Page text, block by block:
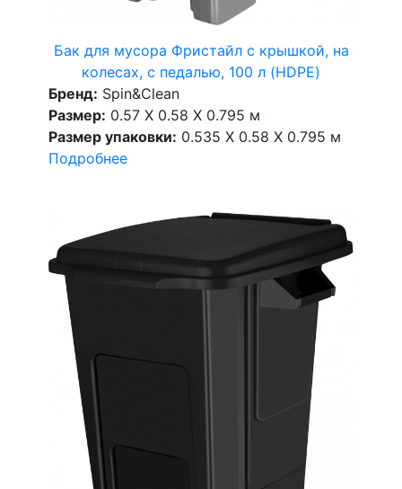
Бак для мусора Фристайл с крышкой, на
колесах, с педалью, 100 л (HDPE)
Бренд: Spin&Clean
Размер: 0.57 X 0.58 X 0.795 м
Размер упаковки: 0.535 X 0.58 X 0.795 м
Подробнее